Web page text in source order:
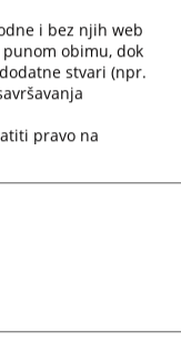
nabavki za 2022.
nabavki za 2021.
i bez njih web
obimu, dok
stvari (npr.
pravo na